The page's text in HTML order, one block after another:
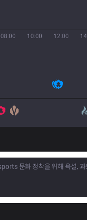
08:00 10:00 12:00